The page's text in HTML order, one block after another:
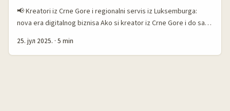
📢 Kreatori iz Crne Gore i regionalni servis iz Luksemburga:
nova era digitalnog biznisa Ako si kreator iz Crne Gore i do sad
naše male države, možda je pravo vrijeme da pogledaš ka
25. јул 2025. · 5 min